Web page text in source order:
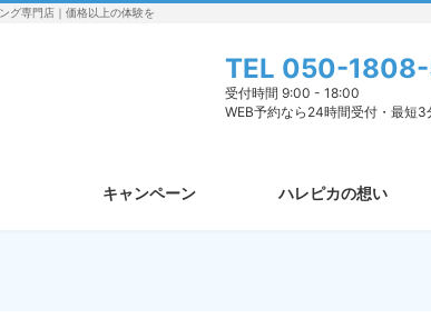
グ専門店｜価格以上の体験を
TEL 050-
受付時間 9:00 - 18:00
WEB予約なら24時間受付・最短3
キャンペーン ハレピカの想い